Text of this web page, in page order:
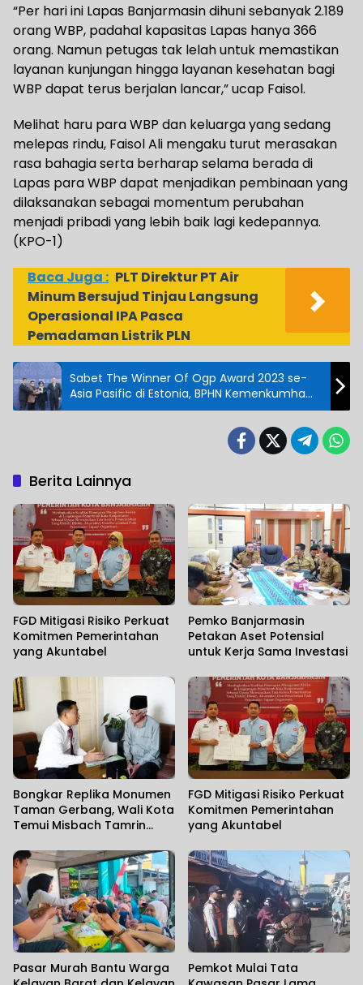
“Per hari ini Lapas Banjarmasin dihuni sebanyak 2.189
orang WBP, padahal kapasitas Lapas hanya 366
orang. Namun petugas tak lelah untuk memastikan
layanan kunjungan hingga layanan kesehatan bagi
WBP dapat terus berjalan lancar,” ucap Faisol.
Melihat haru para WBP dan keluarga yang sedang
melepas rindu, Faisol Ali mengaku turut merasakan
rasa bahagia serta berharap selama berada di
Lapas para WBP dapat menjadikan pembinaan yang
dilaksanakan sebagai momentum perubahan
menjadi pribadi yang lebih baik lagi kedepannya.
(KPO-1)
Baca Juga : PLT Direktur PT Air
Minum Bersujud Tinjau Langsung
Operasional IPA Pasca
Pemadaman Listrik PLN
Sabet The Winner Of Ogp Award 2023 se-
Asia Pasific di Estonia, BPHN Kemenkumham
Harumkan Indonesia di Mata Dunia
Berita Lainnya
FGD Mitigasi Risiko Perkuat
Komitmen Pemerintahan
yang Akuntabel
Pemko Banjarmasin
Petakan Aset Potensial
untuk Kerja Sama Investasi
Bongkar Replika Monumen
Taman Gerbang, Wali Kota
Temui Misbach Tamrin
Maaf
FGD Mitigasi Risiko Perkuat
Komitmen Pemerintahan
yang Akuntabel
Pasar Murah Bantu Warga
Pemkot Mulai Tata